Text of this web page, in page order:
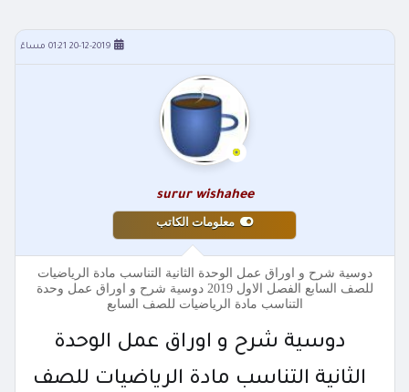
20-12-2019 01:21 مساءً
surur wishahee
معلومات الكاتب
دوسية شرح و اوراق عمل الوحدة الثانية التناسب مادة الرياضيات
للصف السابع الفصل الاول 2019 دوسية شرح و اوراق عمل وحدة
التناسب مادة الرياضيات للصف السابع
دوسية شرح و اوراق عمل الوحدة
الثانية التناسب مادة الرياضيات للصف